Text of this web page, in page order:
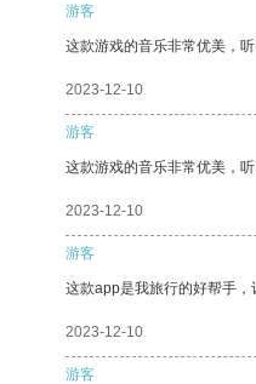
游客
这款游戏的音乐非常优美，听
2023-12-10
游客
这款游戏的音乐非常优美，听
2023-12-10
游客
这款app是我旅行的好帮手，
2023-12-10
游客